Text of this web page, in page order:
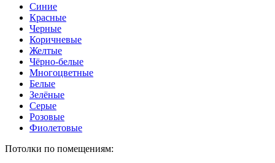
Синие
Красные
Черные
Коричневые
Желтые
Чёрно-белые
Многоцветные
Белые
Зелёные
Серые
Розовые
Фиолетовые
Потолки по помещениям: